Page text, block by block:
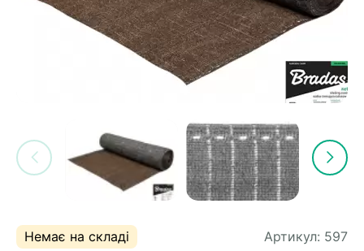
Немає на складі Артикул: 597